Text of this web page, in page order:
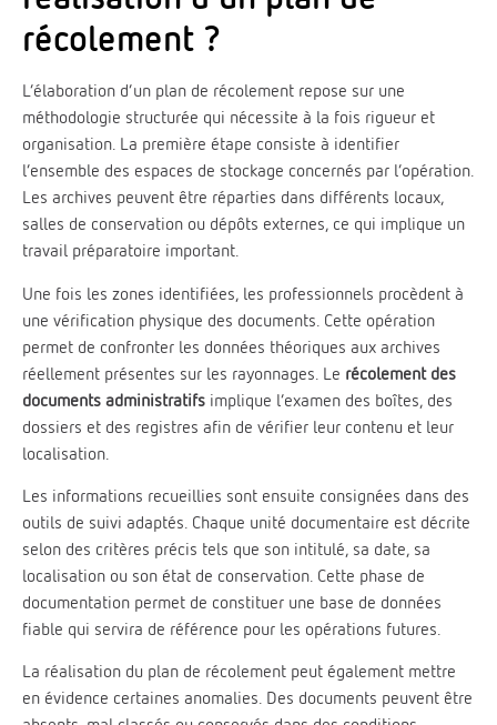
récolement ?
L’élaboration d’un plan de récolement repose sur une
méthodologie structurée qui nécessite à la fois rigueur et
organisation. La première étape consiste à identifier
l’ensemble des espaces de stockage concernés par l’opération.
Les archives peuvent être réparties dans différents locaux,
salles de conservation ou dépôts externes, ce qui implique un
travail préparatoire important.
Une fois les zones identifiées, les professionnels procèdent à
une vérification physique des documents. Cette opération
permet de confronter les données théoriques aux archives
réellement présentes sur les rayonnages. Le récolement des
documents administratifs implique l’examen des boîtes, des
dossiers et des registres afin de vérifier leur contenu et leur
localisation.
Les informations recueillies sont ensuite consignées dans des
outils de suivi adaptés. Chaque unité documentaire est décrite
selon des critères précis tels que son intitulé, sa date, sa
localisation ou son état de conservation. Cette phase de
documentation permet de constituer une base de données
fiable qui servira de référence pour les opérations futures.
La réalisation du plan de récolement peut également mettre
en évidence certaines anomalies. Des documents peuvent être